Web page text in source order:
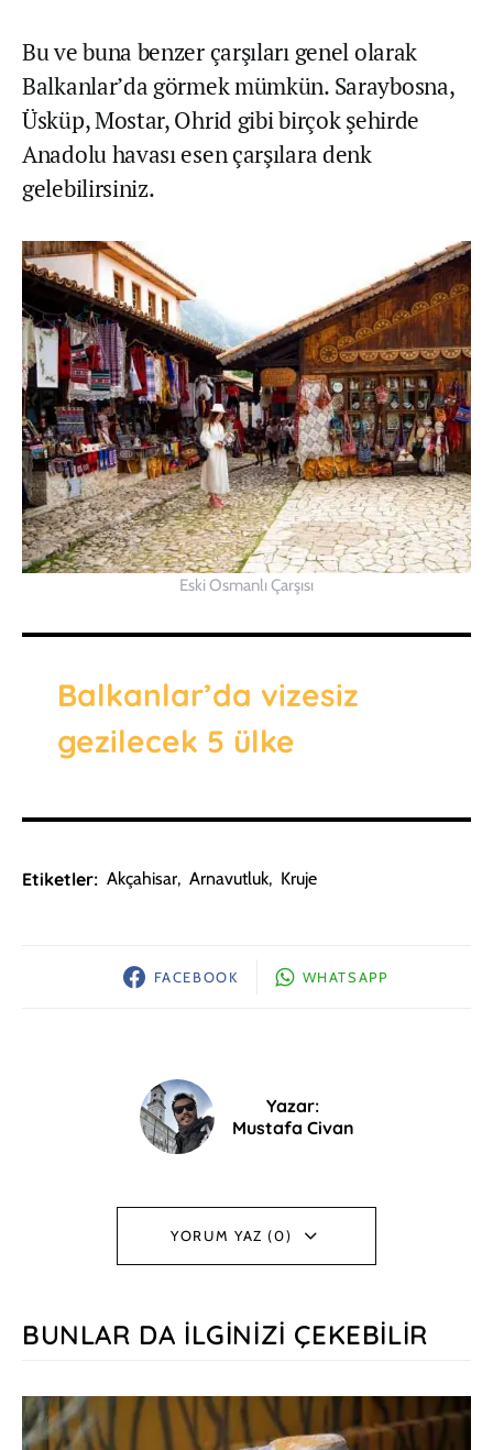
Bu ve buna benzer çarşıları genel olarak
Balkanlar’da görmek mümkün. Saraybosna,
Üsküp, Mostar, Ohrid gibi birçok şehirde
Anadolu havası esen çarşılara denk
gelebilirsiniz.
Eski Osmanlı Çarşısı
Balkanlar’da vizesiz
gezilecek 5 ülke
Etiketler: Akçahisar, Arnavutluk, Kruje
FACEBOOK WHATSAPP
Yazar:
Mustafa Civan
YORUM YAZ (0)
BUNLAR DA İLGINIZI ÇEKEBILIR